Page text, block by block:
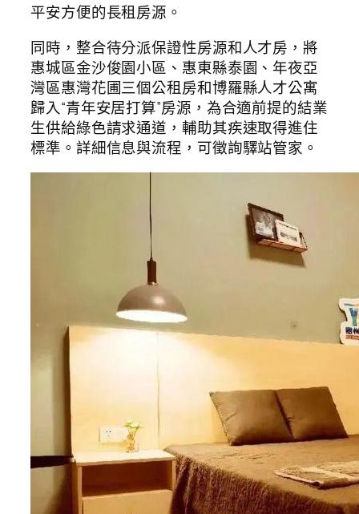
平安方便的長租房源。
同時，整合待分派保證性房源和人才房，將
惠城區金沙俊園小區、惠東縣泰園、年夜亞
灣區惠灣花圃三個公租房和博羅縣人才公寓
歸入“青年安居打算”房源，為合適前提的結業
生供給綠色請求通道，輔助其疾速取得進住
標準。詳細信息與流程，可徵詢驛站管家。